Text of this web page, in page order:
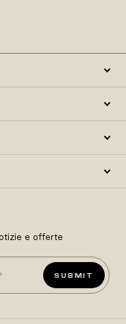
e offerte
SUBMIT